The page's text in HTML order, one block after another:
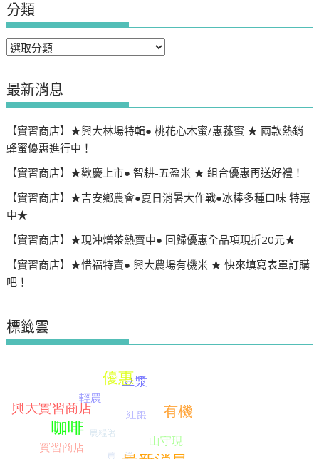
分類
分
最新消息
【實習商店】★興大林場特輯● 桃花心木蜜/惠蓀蜜 ★ 兩款熱銷
蜂蜜優惠進行中！
【實習商店】★歡慶上市● 智耕-五盈米 ★ 組合優惠再送好禮！
【實習商店】★吉安鄉農會●夏日消暑大作戰●冰棒多種口味 特惠
中★
【實習商店】★現沖熷茶熱賣中● 回歸優惠全品項現折20元★
【實習商店】★惜福特賣● 興大農場有機米 ★ 快來填寫表單訂購
吧！
標籤雲